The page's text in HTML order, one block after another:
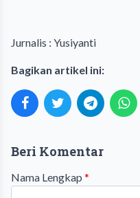
Jurnalis : Yusiyanti
Bagikan artikel ini:
Beri Komentar
Nama Lengkap *